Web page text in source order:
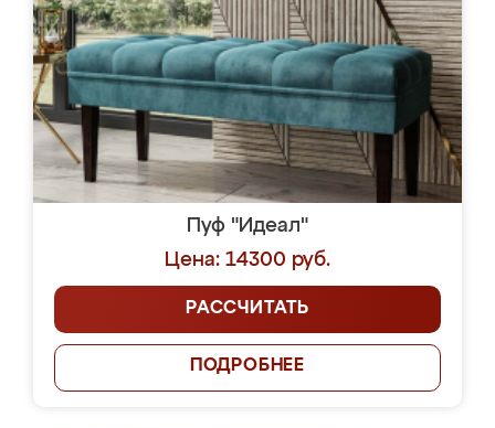
Пуф "Идеал"
Цена: 14300 руб.
РАССЧИТАТЬ
ПОДРОБНЕЕ